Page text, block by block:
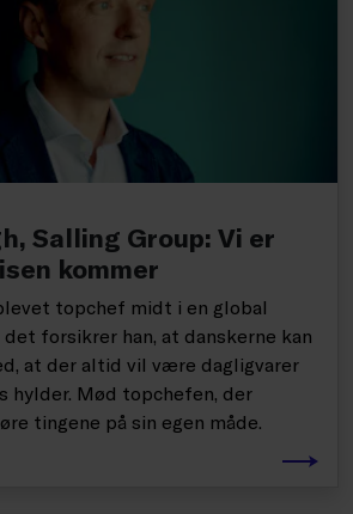
Salling Group: Vi er
kommer
topchef midt i en global
forsikrer han, at danskerne kan
at der altid vil være dagligvarer
hylder. Mød topchefen, der
tingene på sin egen måde.